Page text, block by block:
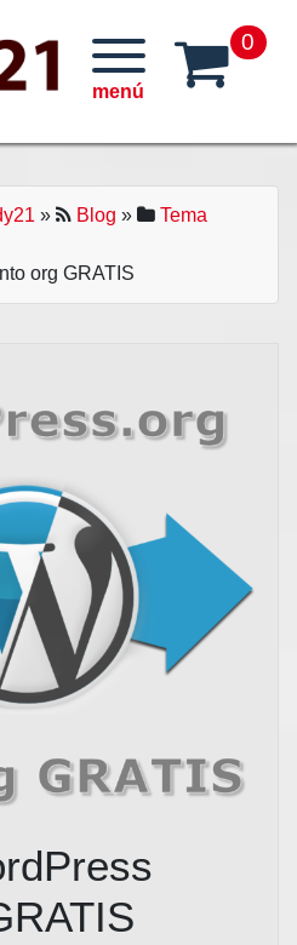
0
» Blog »
Tema
org GRATIS